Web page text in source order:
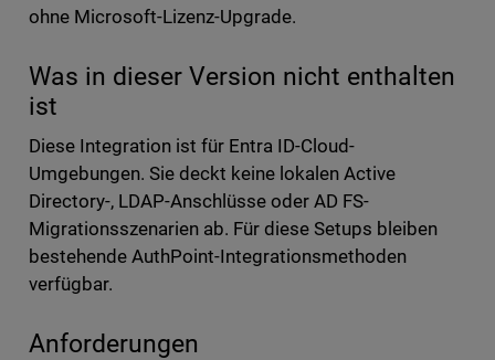
ohne Microsoft-Lizenz-Upgrade.
Was in dieser Version nicht enthalten
ist
Diese Integration ist für Entra ID-Cloud-
Umgebungen. Sie deckt keine lokalen Active
Directory-, LDAP-Anschlüsse oder AD FS-
Migrationsszenarien ab. Für diese Setups bleiben
bestehende AuthPoint-Integrationsmethoden
verfügbar.
Anforderungen